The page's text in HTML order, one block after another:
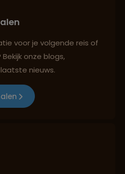
reisroutes
mens, cultuur en milieu
voor je volgende reis of
onze blogs,
nieuws.